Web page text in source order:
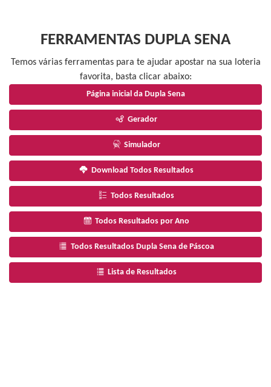
FERRAMENTAS DUPLA SENA
Temos várias ferramentas para te ajudar apostar na sua loteria
favorita, basta clicar abaixo:
Página inicial da Dupla Sena
Gerador
Simulador
Download Todos Resultados
Todos Resultados
Todos Resultados por Ano
Todos Resultados Dupla Sena de Páscoa
Lista de Resultados